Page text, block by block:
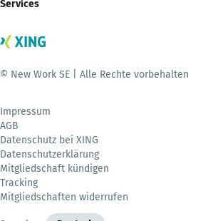
Services
© New Work SE | Alle Rechte vorbehalten
Impressum
AGB
Datenschutz bei XING
Datenschutzerklärung
Mitgliedschaft kündigen
Tracking
Mitgliedschaften widerrufen